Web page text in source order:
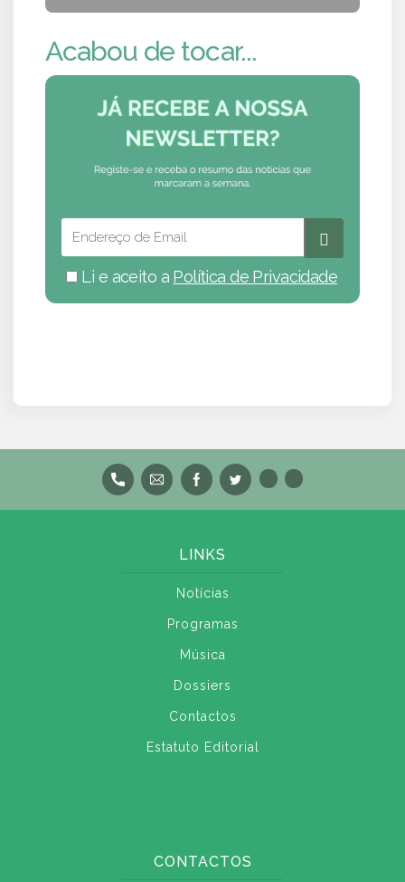
Acabou de tocar...
Li e aceito a Política de Privacidade
LINKS
Notícias
Programas
Música
Dossiers
Contactos
Estatuto Editorial
CONTACTOS